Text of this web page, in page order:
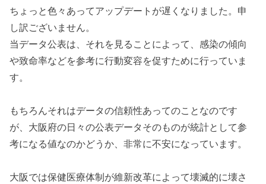
ちょっと色々あってアップデートが遅くなりました。申
し訳ございません。
当データ公表は、それを見ることによって、感染の傾向
や致命率などを参考に行動変容を促すために行っていま
す。
もちろんそれはデータの信頼性あってのことなのです
が、大阪府の日々の公表データそのものが統計として参
考になる値なのかどうか、非常に不安になっています。
大阪では保健医療体制が維新改革によって壊滅的に壊さ